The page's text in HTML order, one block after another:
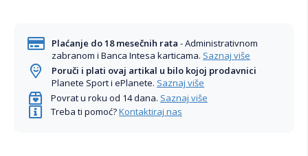
Plaćanje do 18 mesečnih rata - Administrativnom
zabranom i Banca Intesa karticama. Saznaj više
Poruči i plati ovaj artikal u bilo kojoj prodavnici
Planete Sport i ePlanete. Saznaj više
Povrat u roku od 14 dana. Saznaj više
Treba ti pomoć?Kontaktiraj nas